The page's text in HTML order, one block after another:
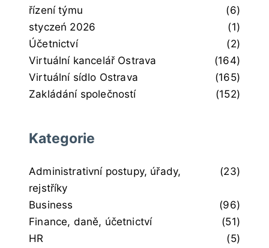
řízení týmu
(6)
styczeń 2026
(1)
Účetnictví
(2)
Virtuální kancelář Ostrava
(164)
Virtuální sídlo Ostrava
(165)
Zakládání společností
(152)
Kategorie
Administrativní postupy, úřady,
rejstříky
(23)
Business
(96)
Finance, daně, účetnictví
(51)
HR
(5)